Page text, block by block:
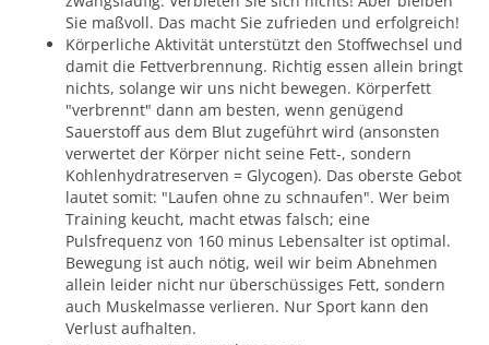
Sie maßvoll. Das macht Sie zufrieden und erfolgreich!
Körperliche Aktivität unterstützt den Stoffwechsel und
damit die Fettverbrennung. Richtig essen allein bringt
nichts, solange wir uns nicht bewegen. Körperfett
"verbrennt" dann am besten, wenn genügend
Sauerstoff aus dem Blut zugeführt wird (ansonsten
verwertet der Körper nicht seine Fett-, sondern
Kohlenhydratreserven = Glycogen). Das oberste Gebot
lautet somit: "Laufen ohne zu schnaufen". Wer beim
Training keucht, macht etwas falsch; eine
Pulsfrequenz von 160 minus Lebensalter ist optimal.
Bewegung ist auch nötig, weil wir beim Abnehmen
allein leider nicht nur überschüssiges Fett, sondern
auch Muskelmasse verlieren. Nur Sport kann den
Verlust aufhalten.